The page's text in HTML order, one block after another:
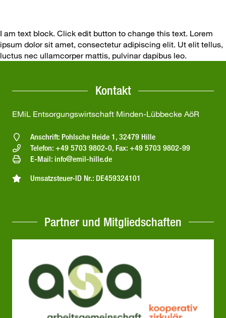
I am text block. Click edit button to change this text. Lorem
ipsum dolor sit amet, consectetur adipiscing elit. Ut elit tellus,
luctus nec ullamcorper mattis, pulvinar dapibus leo.
Kontakt
EMiL Entsorgungswirtschaft Minden-Lübbecke AöR
Anschrift: Pohlsche Heide 1, 32479 Hille
Telefon: +49 5703 9802-0, Fax: +49 5703 9802-99
E-Mail: info@emil-hille.de
Umsatzsteuer-ID Nr.: DE459324101
Partner und Mitgliedschaften